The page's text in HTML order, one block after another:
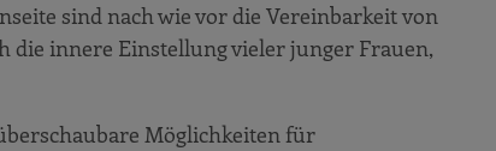
sind nach wie vor die Vereinbarkeit von
die innere Einstellung vieler junger Frauen,
Möglichkeiten für